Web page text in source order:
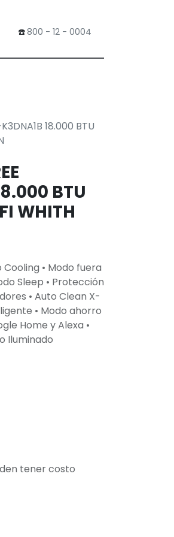
​☎️800 - 12 - 0004
18.000 BTU
BTU
WHITH
• Modo fuera
Sleep • Protección
• Auto Clean X-
• Modo ahorro
Home y Alexa •
Iluminado
tener costo